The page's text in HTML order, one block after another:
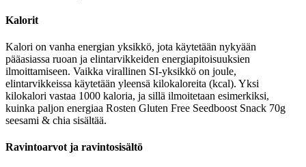
Kalorit
Kalori on vanha energian yksikkö, jota käytetään nykyään
pääasiassa ruoan ja elintarvikkeiden energiapitoisuuksien
ilmoittamiseen. Vaikka virallinen SI-yksikkö on joule,
elintarvikkeissa käytetään yleensä kilokaloreita (kcal). Yksi
kilokalori vastaa 1000 kaloria, ja sillä ilmoitetaan esimerkiksi,
kuinka paljon energiaa Rosten Gluten Free Seedboost Snack 70g
seesami & chia sisältää.
Ravintoarvot ja ravintosisältö